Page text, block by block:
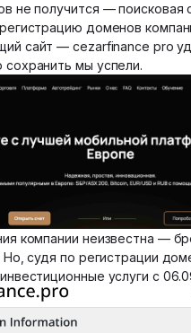
не получится — поисковая
доменов
сайт — cezarfinance pro
мы успели.
компании неизвестна —
Но, судя по регистрации
услуги с